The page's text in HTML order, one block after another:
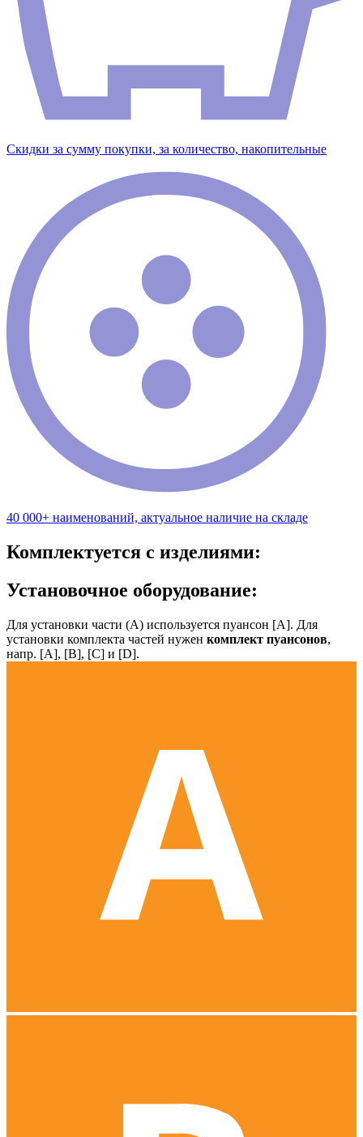
Скидки за сумму покупки, за количество, накопительные
40 000+ наименований, актуальное наличие на складе
Комплектуется с изделиями:
Установочное оборудование:
Для установки части (А) используется пуансон [А]. Для
установки комплекта частей нужен комплект пуансонов,
напр. [А], [B], [С] и [D].